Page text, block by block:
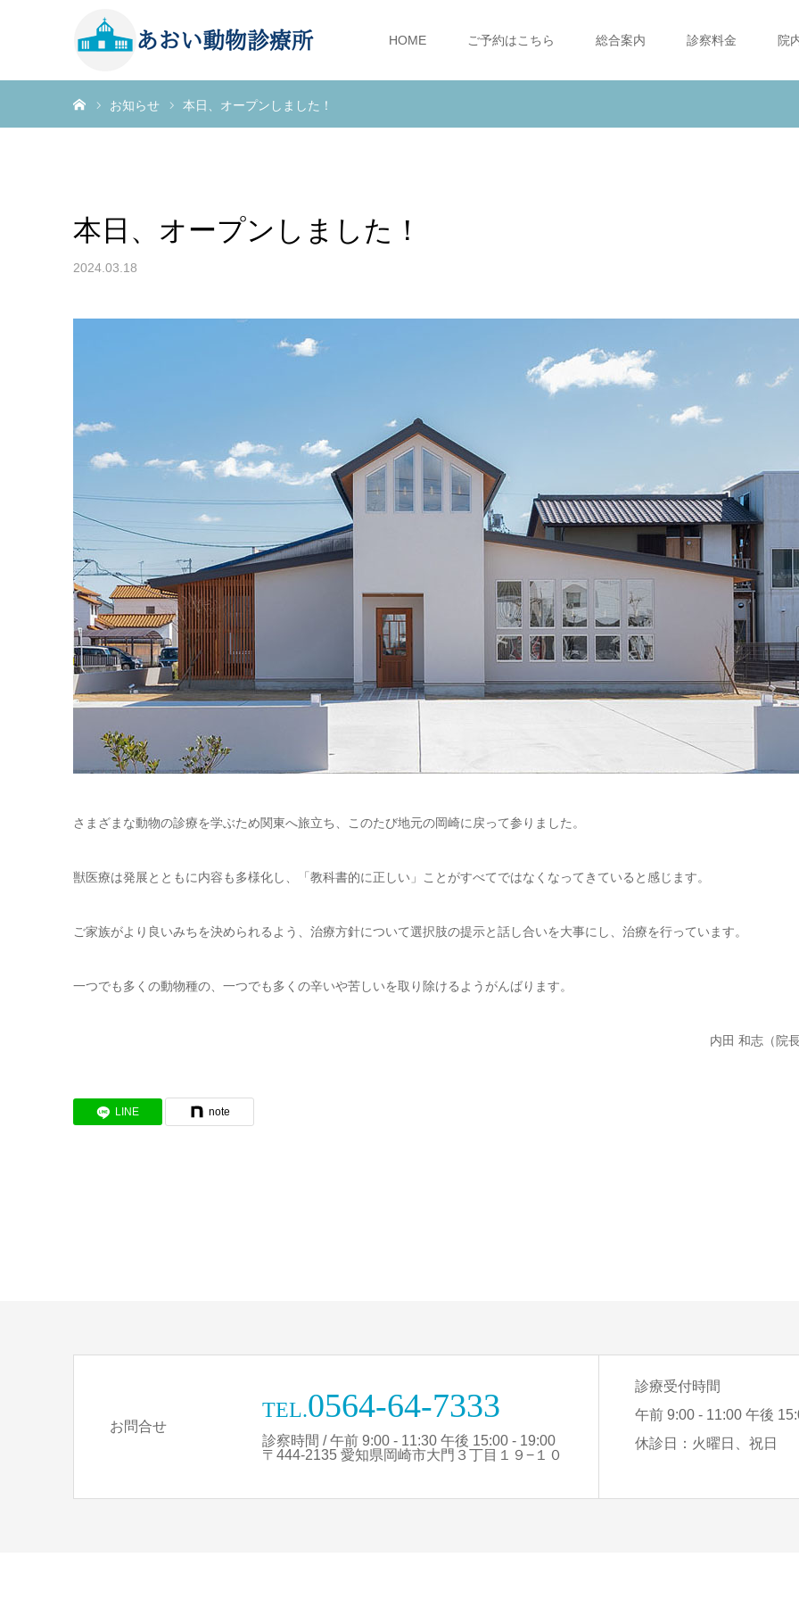
HOME ご予約はこちら 総合案内 診察料金 院
お知らせ 本日、オープンしました！
本日、オープンしました！
2024.03.18
さまざまな動物の診療を学ぶため関東へ旅立ち、このたび地元の岡崎に戻って参りました。
獣医療は発展とともに内容も多様化し、「教科書的に正しい」ことがすべてではなくなってきていると感じます。
ご家族がより良いみちを決められるよう、治療方針について選択肢の提示と話し合いを大事にし、治療を行っています。
一つでも多くの動物種の、一つでも多くの辛いや苦しいを取り除けるようがんばります。
内田 和志（院
LINE note
お問合せ
TEL.0564-64-7333
診察時間 / 午前 9:00 - 11:30 午後 15:00 - 19:00
〒444-2135 愛知県岡崎市大門３丁目１９−１０
診療受付時間
午前 9:00 - 11:00 午後
休診日：火曜日、祝日